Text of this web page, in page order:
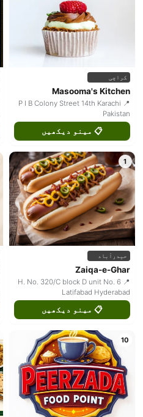
کراچی
Masooma's Kitchen
📍 P I B Colony Street 14th Karachi
Pakistan
📋 مینو دیکھیں
1
حیدرآباد
Zaiqa-e-Ghar
📍 H. No. 320/C block D unit No. 6
Latifabad Hyderabad
📋 مینو دیکھیں
10